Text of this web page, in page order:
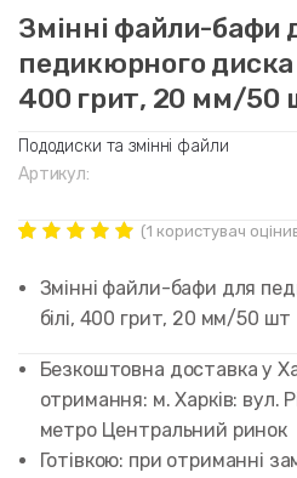
Змінні файли-бафи
педикюрного диска
400 грит, 20 мм/50
Пододиски та змінні файли
Артикул:
5.00
out of
5 based on
customer
(1 користувач
Змінні файли-бафи для
білі, 400 грит, 20 мм/50 шт
Безкоштовна доставка у
отримання: м. Харків: вул.
метро Центральний ринок
Готівкою: при отриманні